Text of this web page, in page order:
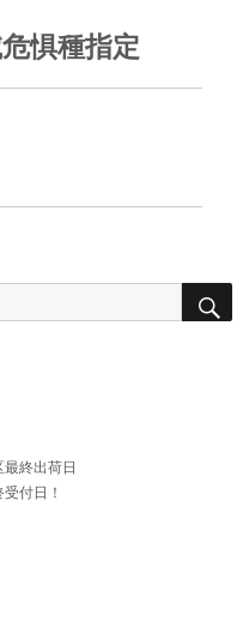
惧種指定
最終出荷日
付日！